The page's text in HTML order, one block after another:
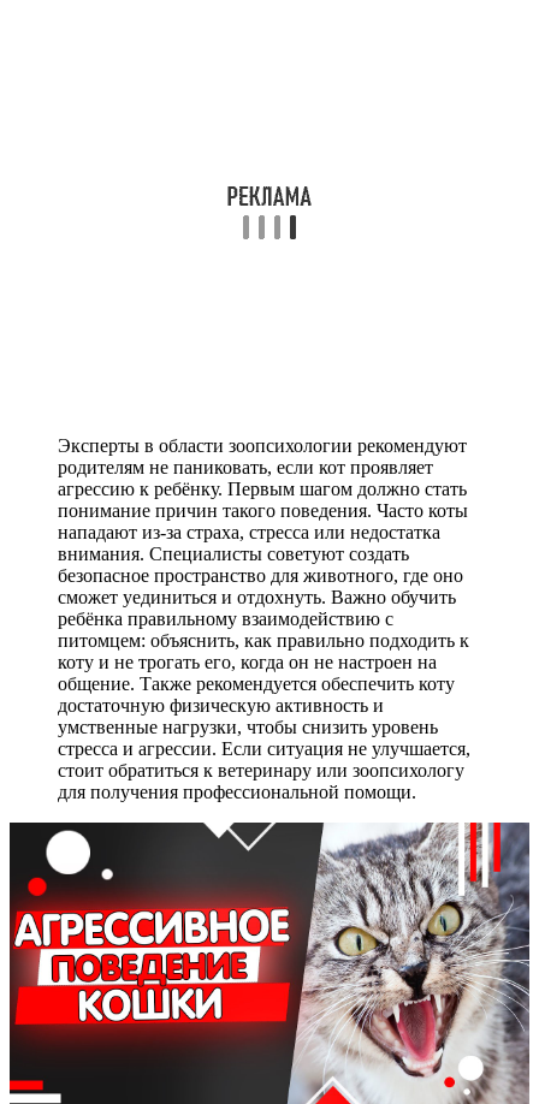
Эксперты в области зоопсихологии рекомендуют
родителям не паниковать, если кот проявляет
агрессию к ребёнку. Первым шагом должно стать
понимание причин такого поведения. Часто коты
нападают из-за страха, стресса или недостатка
внимания. Специалисты советуют создать
безопасное пространство для животного, где оно
сможет уединиться и отдохнуть. Важно обучить
ребёнка правильному взаимодействию с
питомцем: объяснить, как правильно подходить к
коту и не трогать его, когда он не настроен на
общение. Также рекомендуется обеспечить коту
достаточную физическую активность и
умственные нагрузки, чтобы снизить уровень
стресса и агрессии. Если ситуация не улучшается,
стоит обратиться к ветеринару или зоопсихологу
для получения профессиональной помощи.